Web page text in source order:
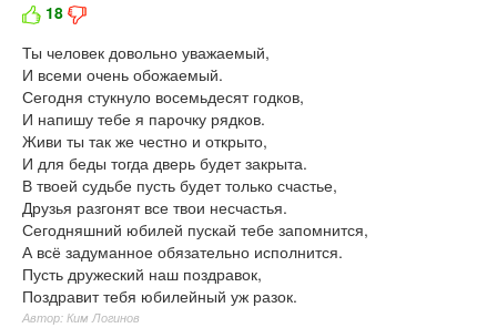
18
Ты человек довольно уважаемый,
И всеми очень обожаемый.
Сегодня стукнуло восемьдесят годков,
И напишу тебе я парочку рядков.
Живи ты так же честно и открыто,
И для беды тогда дверь будет закрыта.
В твоей судьбе пусть будет только счастье,
Друзья разгонят все твои несчастья.
Сегодняшний юбилей пускай тебе запомнится,
А всё задуманное обязательно исполнится.
Пусть дружеский наш поздравок,
Поздравит тебя юбилейный уж разок.
Автор: Ким Логинов